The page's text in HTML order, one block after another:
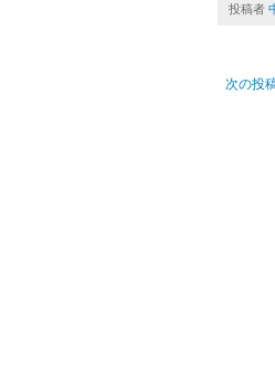
投稿者
次の投